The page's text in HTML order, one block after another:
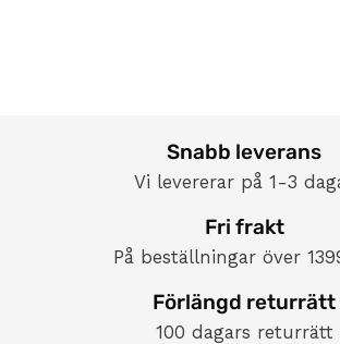
Snabb leverans
Vi levererar på 1-3
Fri frakt
På beställningar över
Förlängd returrätt
100 dagars returrätt